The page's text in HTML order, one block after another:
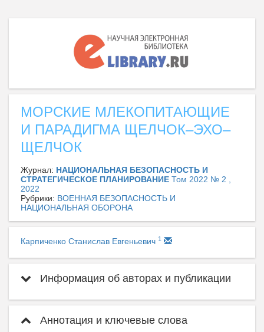
МОРСКИЕ МЛЕКОПИТАЮЩИЕ
И ПАРАДИГМА ЩЕЛЧОК–ЭХО–
ЩЕЛЧОК
Журнал: НАЦИОНАЛЬНАЯ БЕЗОПАСНОСТЬ И
СТРАТЕГИЧЕСКОЕ ПЛАНИРОВАНИЕ Том 2022 № 2 ,
2022
Рубрики: ВОЕННАЯ БЕЗОПАСНОСТЬ И
НАЦИОНАЛЬНАЯ ОБОРОНА
Карпиченко Станислав Евгеньевич 1
Информация об авторах и публикации
Аннотация и ключевые слова